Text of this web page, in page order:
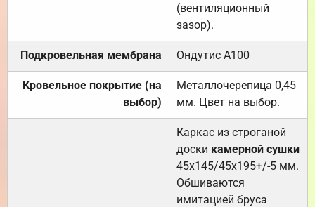
(вентиляционный
зазор).
Подкровельная мембрана Ондутис А100
Кровельное покрытие (на
выбор)
Металлочерепица 0,45
мм. Цвет на выбор.
Каркас из строганой
доски камерной сушки
45х145/45х195+/-5 мм.
Обшиваются
имитацией бруса